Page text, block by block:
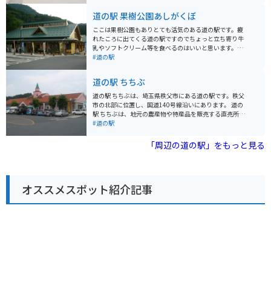
憩にも最適です。 周辺には、秩父札所三十四ヶ所の寺院
や、ハイキングコース、キャンプ場など、観光スポット
も充実しています。また、地元産の蕎麦や猪肉を使った
料理もおすすめです。
道の駅 果樹公園あしがくぼ
ここは果樹公園もありとても活気のある道の駅です。疲
れたころに出てくる道の駅ですのでちょっと立ち寄り牛
乳やソフトクリーム等を食べるのはいいと思います。自
家製のうどんやみそポテトも有名です。直売所もあるの
#道の駅
道の駅 ちちぶ
道の駅 ちちぶは、埼玉県秩父市にある道の駅です。秩父
市の北部に位置し、国道140号線沿いにあります。 道の
駅 ちちぶは、地元の農産物や特産品を販売する直売所、
レストラン、休憩所などが併設されています。 秩父地方
は、そんな秩父地方の観光拠点として、多くの観光客に
しゃくし菜漬け、味噌ポテト、わらじカツなどが有名で
す。道の駅 ちちぶでも、これらの名産品を購入すること
ができます。
#道の駅
「周辺の道の駅」をもっと見る
オススメスポット紹介記事